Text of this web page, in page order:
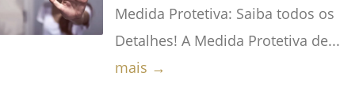
Medida Protetiva: Saiba todos os
Detalhes! A Medida Protetiva de...
mais →